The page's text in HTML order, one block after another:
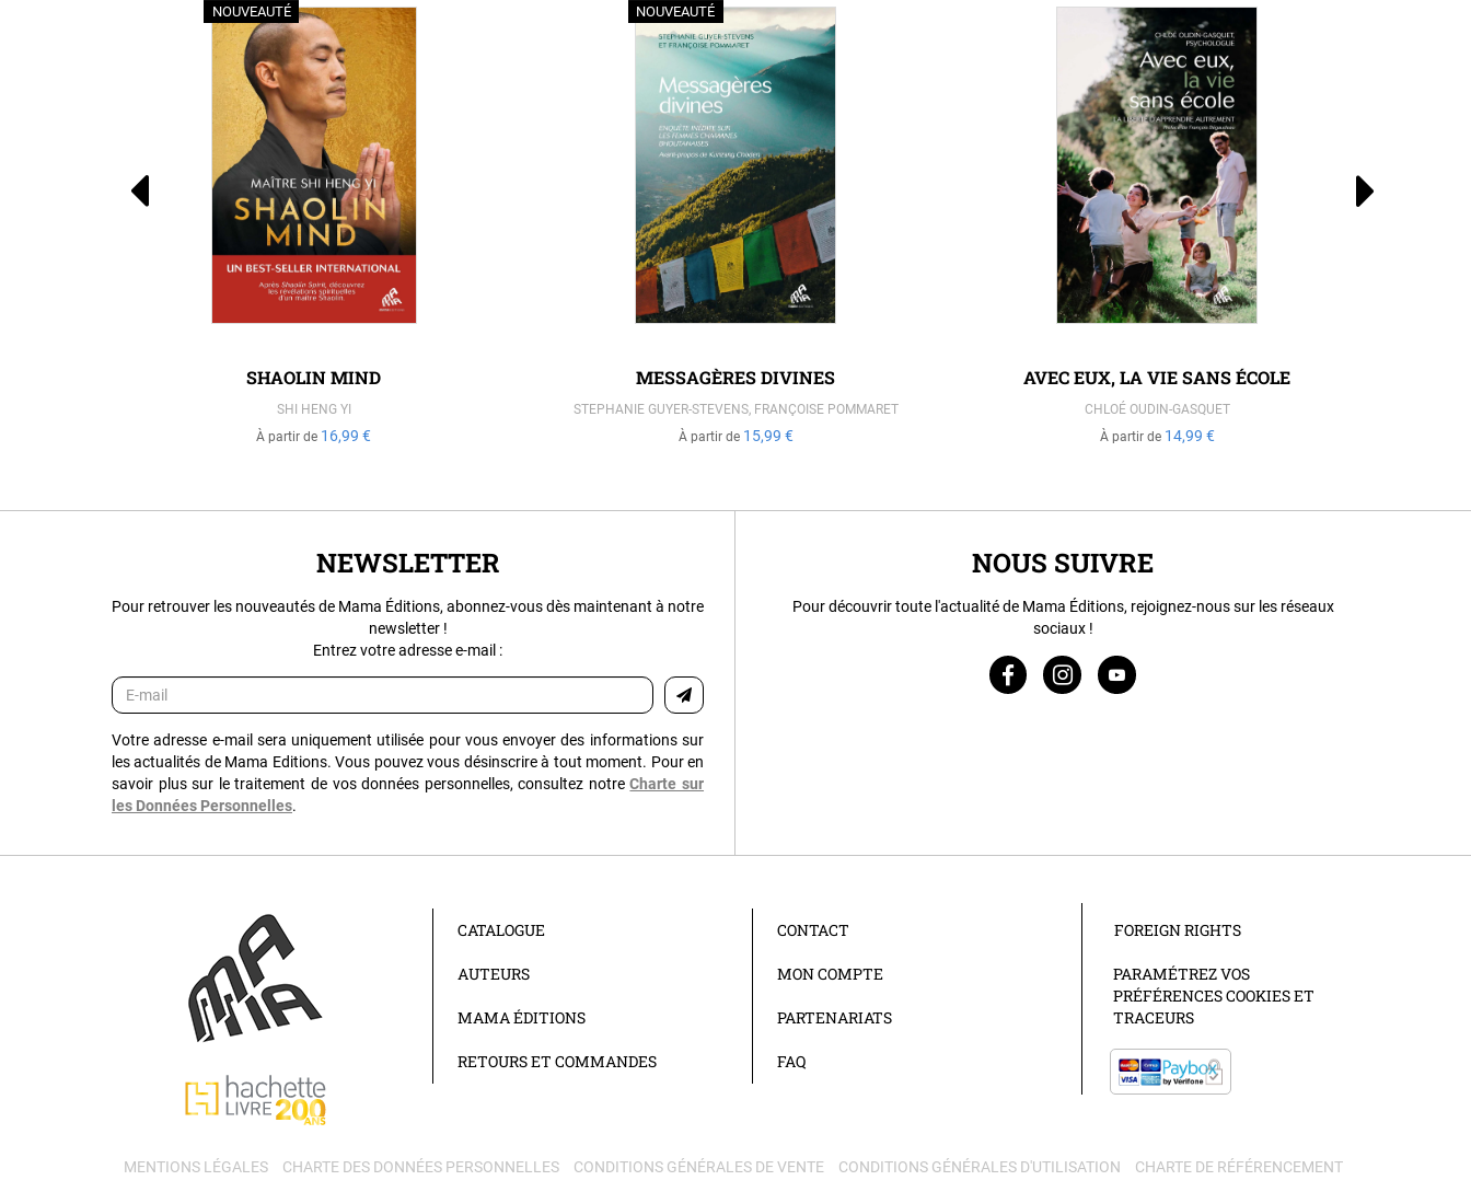
NOUVEAUTÉ
SHAOLIN MIND
SHI HENG YI
À partir de 16,99 €
NOUVEAUTÉ
MESSAGÈRES DIVINES
STEPHANIE GUYER-STEVENS, FRANÇOISE POMMARET
À partir de 15,99 €
AVEC EUX, LA VIE SANS ÉCOLE
CHLOÉ OUDIN-GASQUET
À partir de 14,99 €
NEWSLETTER
Pour retrouver les nouveautés de Mama Éditions, abonnez-vous dès maintenant à notre
newsletter !
Entrez votre adresse e-mail :
Votre adresse e-mail sera uniquement utilisée pour vous envoyer des informations sur
les actualités de Mama Editions. Vous pouvez vous désinscrire à tout moment. Pour en
savoir plus sur le traitement de vos données personnelles, consultez notre Charte sur
les Données Personnelles.
NOUS SUIVRE
Pour découvrir toute l'actualité de Mama Éditions, rejoignez-nous sur les réseaux
sociaux !
CATALOGUE
AUTEURS
MAMA ÉDITIONS
RETOURS ET COMMANDES
CONTACT
MON COMPTE
PARTENARIATS
FAQ
FOREIGN RIGHTS
PARAMÉTREZ VOS
PRÉFÉRENCES COOKIES ET
TRACEURS
MENTIONS LÉGALES CHARTE DES DONNÉES PERSONNELLES CONDITIONS GÉNÉRALES DE VENTE CONDITIONS GÉNÉRALES D'UTILISATION CHARTE DE RÉFÉRENCEMENT